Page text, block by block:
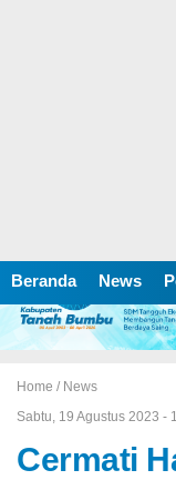
Beranda News
Home / News
Sabtu, 19 Agustus 2023 -
Cermati